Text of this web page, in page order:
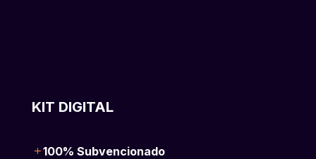
KIT DIGITAL
100% Subvencionado